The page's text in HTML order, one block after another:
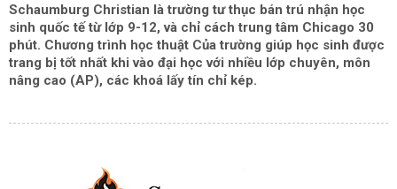
Schaumburg Christian là trường tư thục bán trú nhận học
sinh quốc tế từ lớp 9-12, và chỉ cách trung tâm Chicago 30
phút. Chương trình học thuật Của trường giúp học sinh được
trang bị tốt nhất khi vào đại học với nhiều lớp chuyên, môn
nâng cao (AP), các khoá lấy tín chỉ kép.